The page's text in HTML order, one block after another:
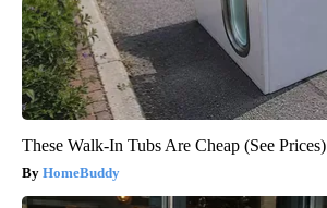
These Walk-In Tubs Are Cheap (See Prices)
HomeBuddy